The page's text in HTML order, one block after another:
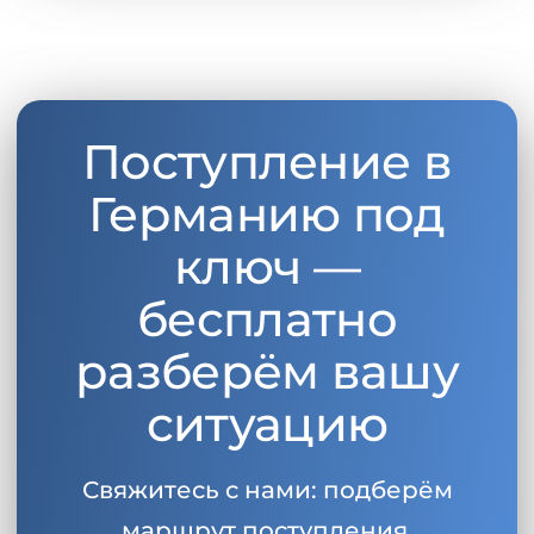
Поступление в
Германию под
ключ —
бесплатно
разберём вашу
ситуацию
Свяжитесь с нами: подберём